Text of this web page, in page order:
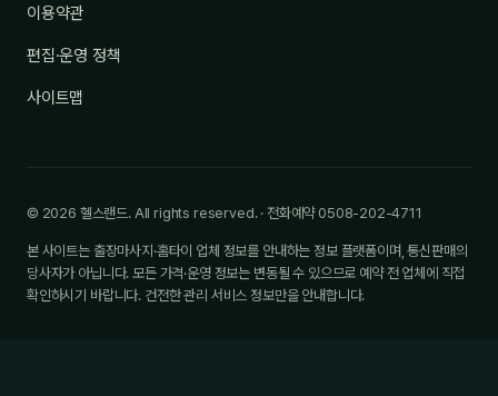
이용약관
편집·운영 정책
사이트맵
© 2026 헬스랜드. All rights reserved. · 전화예약 0508-202-4711
본 사이트는 출장마사지·홈타이 업체 정보를 안내하는 정보 플랫폼이며, 통신판매의
당사자가 아닙니다. 모든 가격·운영 정보는 변동될 수 있으므로 예약 전 업체에 직접
확인하시기 바랍니다. 건전한 관리 서비스 정보만을 안내합니다.